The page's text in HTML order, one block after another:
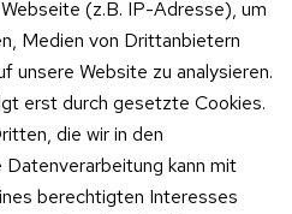
(z.B. IP-Adresse), um
Medien von Drittanbietern
unsere Website zu analysieren.
erst durch gesetzte Cookies.
die wir in den
Datenverarbeitung kann mit
berechtigten Interesses